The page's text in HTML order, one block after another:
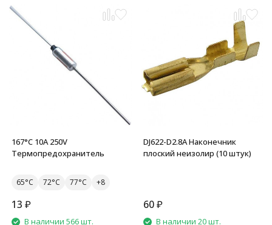
167°C 10A 250V
Термопредохранитель
65°C 72°C 77°C
13 ₽
В наличии 566 шт.
DJ622-D2.8A Наконечник
плоский неизолир (10 штук)
60 ₽
В наличии 20 шт.